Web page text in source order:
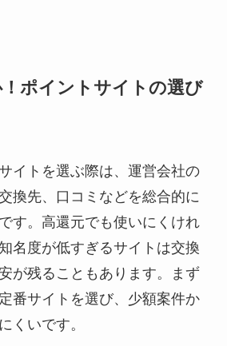
ポイントサイトの選び
イトを選ぶ際は、運営会社の
換先、口コミなどを総合的に
す。高還元でも使いにくけれ
名度が低すぎるサイトは交換
が残ることもあります。まず
番サイトを選び、少額案件か
くいです。